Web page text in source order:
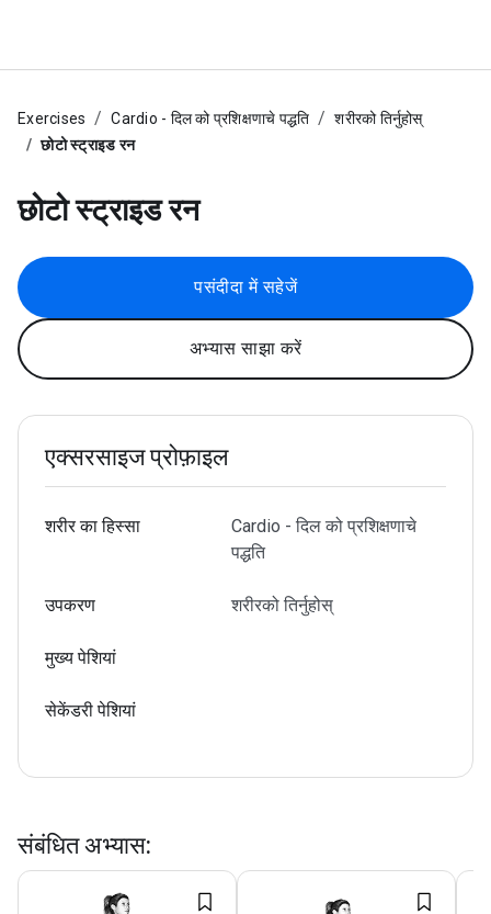
Exercises Cardio - दिल को प्रशिक्षणाचे पद्धति
शरीरको तिर्नुहोस्
छोटो स्ट्राइड रन
छोटो स्ट्राइड रन
पसंदीदा में सहेजें
अभ्यास साझा करें
एक्सरसाइज प्रोफ़ाइल
शरीर का हिस्सा
Cardio - दिल को प्रशिक्षणाचे
पद्धति
उपकरण शरीरको तिर्नुहोस्
मुख्य पेशियां
सेकेंडरी पेशियां
संबंधित अभ्यास: